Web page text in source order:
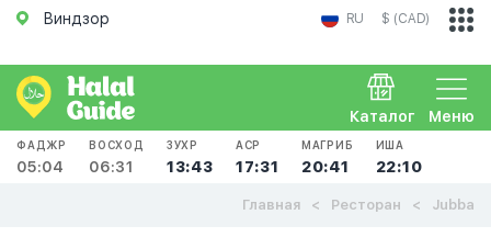
Виндзор RU $ (CAD)
Меню
Каталог
ФАДЖР
05:04
ВОСХОД
06:31
ЗУХР
13:43
АСР
17:31
МАГРИБ
20:41
ИША
22:10
Главная Ресторан Jubba